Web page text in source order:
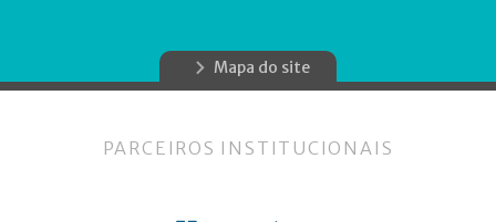
Mapa do site
PARCEIROS INSTITUCIONAIS